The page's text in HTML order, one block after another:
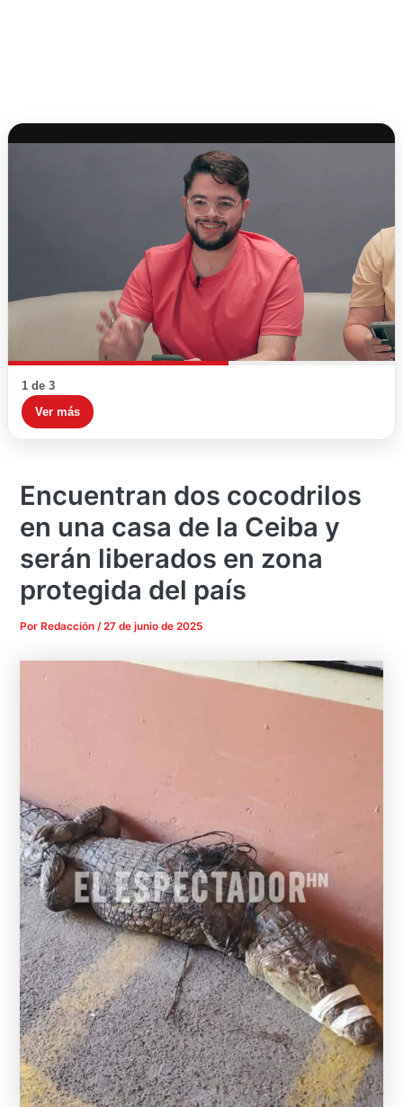
1 de 3
Ver más
Encuentran dos cocodrilos
en una casa de la Ceiba y
serán liberados en zona
protegida del país
Por Redacción/27 de junio de 2025